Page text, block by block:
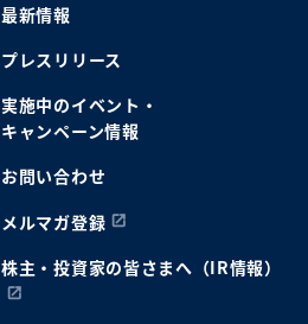
最新情報
プレスリリース
実施中のイベント・
キャンペーン情報
お問い合わせ
メルマガ登録
株主・投資家の皆さまへ（IR情報）